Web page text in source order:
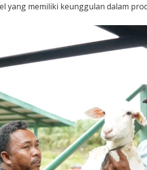
yang memiliki keunggulan dalam